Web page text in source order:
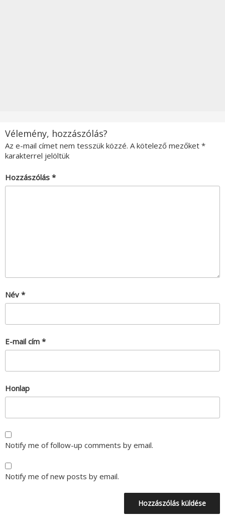
Vélemény, hozzászólás?
Az e-mail címet nem tesszük közzé. A kötelező mezőket *
karakterrel jelöltük
Hozzászólás *
Név *
E-mail cím *
Honlap
Notify me of follow-up comments by email.
Notify me of new posts by email.